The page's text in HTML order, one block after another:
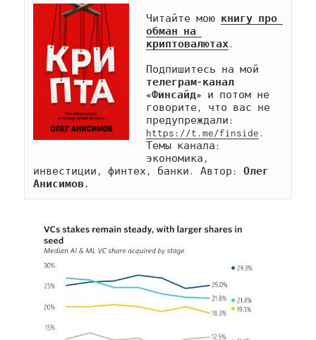
Читайте мою книгу про
обман на
криптовалютах .
телеграм-канал
«Финсайд» и потом не
говорите, что вас не
https://t.me/finside .
Темы канала:
экономика,
инвестиции, финтех, банки. Автор: Олег
Анисимов.